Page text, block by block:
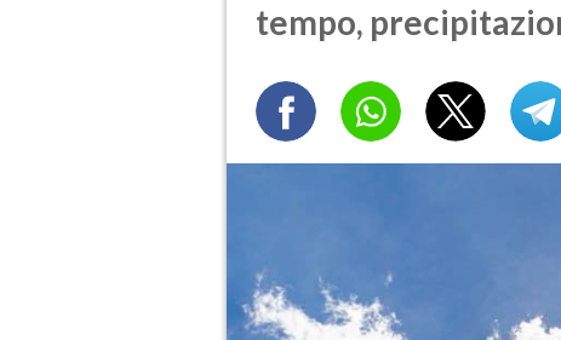
tempo,